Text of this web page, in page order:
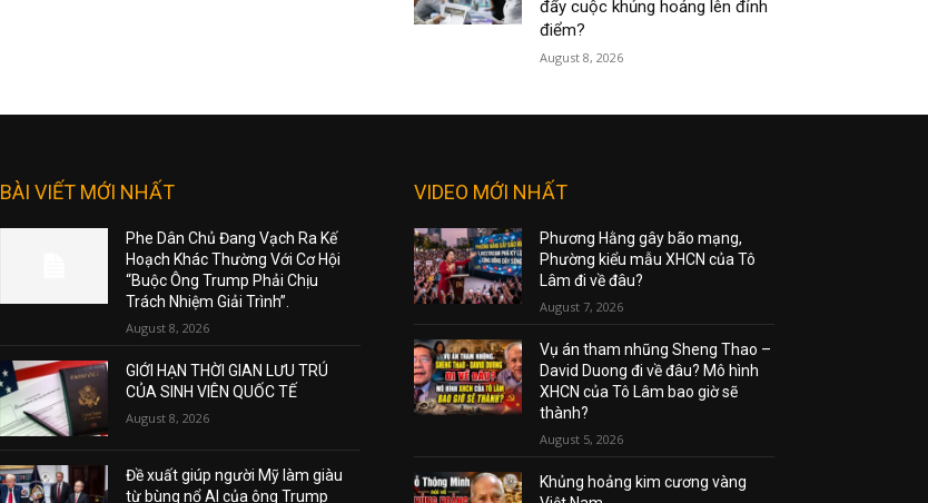
đẩy cuộc khủng hoảng lên đỉnh
điểm?
August 8, 2026
BÀI VIẾT MỚI NHẤT
Phe Dân Chủ Đang Vạch Ra Kế
Hoạch Khác Thường Với Cơ Hội
“Buộc Ông Trump Phải Chịu
Trách Nhiệm Giải Trình”.
August 8, 2026
GIỚI HẠN THỜI GIAN LƯU TRÚ
CỦA SINH VIÊN QUỐC TẾ
August 8, 2026
Đề xuất giúp người Mỹ làm giàu
từ bùng nổ AI của ông Trump
VIDEO MỚI NHẤT
Phương Hằng gây bão mạng,
Phường kiểu mẫu XHCN của Tô
Lâm đi về đâu?
August 7, 2026
Vụ án tham nhũng Sheng Thao –
David Duong đi về đâu? Mô hình
XHCN của Tô Lâm bao giờ sẽ
thành?
August 5, 2026
Khủng hoảng kim cương vàng